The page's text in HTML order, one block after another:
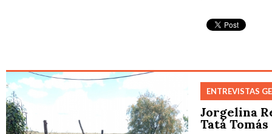
ENTREVISTAS
Jorgelina
Tatá